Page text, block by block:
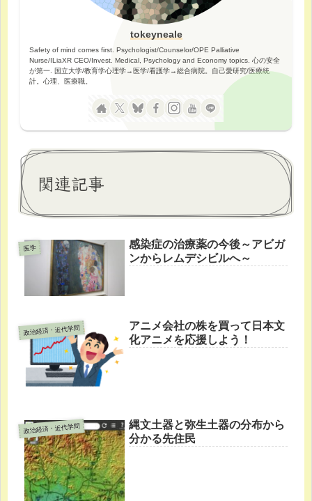
tokeyneale
Safety of mind comes first. Psychologist/Counselor/OPE Palliative
Nurse/ILiaXR CEO/Invest. Medical, Psychology and Economy topics. 心の安全
が第一. 国立大学/教育学心理学→医学/看護学→総合病院。自己愛研究/医療統
計。心理、医療職。
関連記事
医学
感染症の治療薬の今後～アビガ
ンからレムデシビルへ～
政治経済・近代学問
アニメ会社の株を買って日本文
化アニメを応援しよう！
政治経済・近代学問
縄文土器と弥生土器の分布から
分かる先住民